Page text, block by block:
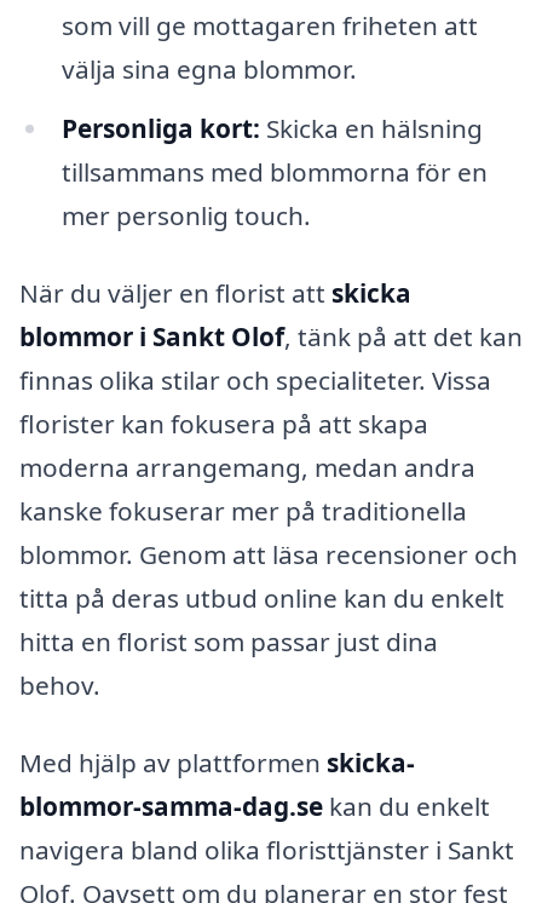
som vill ge mottagaren friheten att
välja sina egna blommor.
Personliga kort: Skicka en hälsning
tillsammans med blommorna för en
mer personlig touch.
När du väljer en florist att skicka
blommor i Sankt Olof, tänk på att det kan
finnas olika stilar och specialiteter. Vissa
florister kan fokusera på att skapa
moderna arrangemang, medan andra
kanske fokuserar mer på traditionella
blommor. Genom att läsa recensioner och
titta på deras utbud online kan du enkelt
hitta en florist som passar just dina
behov.
Med hjälp av plattformen skicka-
blommor-samma-dag.se kan du enkelt
navigera bland olika floristtjänster i Sankt
Olof. Oavsett om du planerar en stor fest